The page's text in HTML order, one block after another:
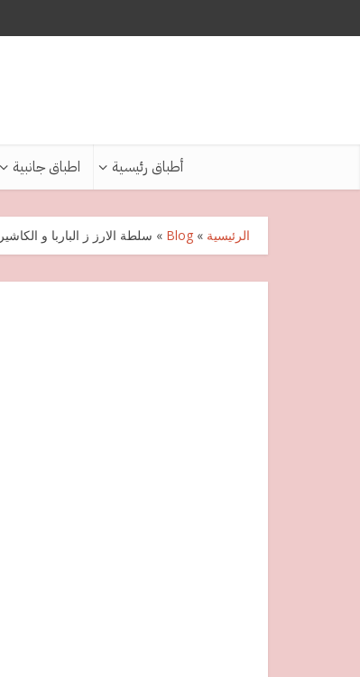
أطباق رئيسية اطباق جانبية
الرئيسية »
Blog
» سلطة الارز ز الباربا و الكاشير